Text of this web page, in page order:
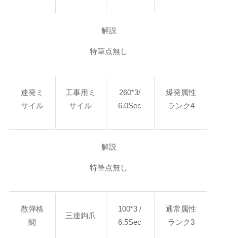
解説
特筆点無し
連発ミ
サイル
工事用ミ
サイル
260*3/
6.0Sec
爆発属性
ランク4
解説
特筆点無し
散弾格
闘
三連鉤爪
100*3 /
6.5Sec
通常属性
ランク3